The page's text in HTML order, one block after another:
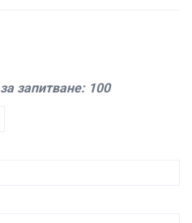
запитване: 100